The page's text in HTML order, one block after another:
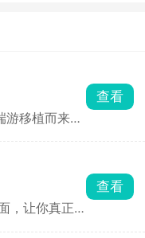
游移植而来，
的小鱼，解
殖后代。超
丰富装饰物
致、氛围温馨
查看
，让你真正
查看